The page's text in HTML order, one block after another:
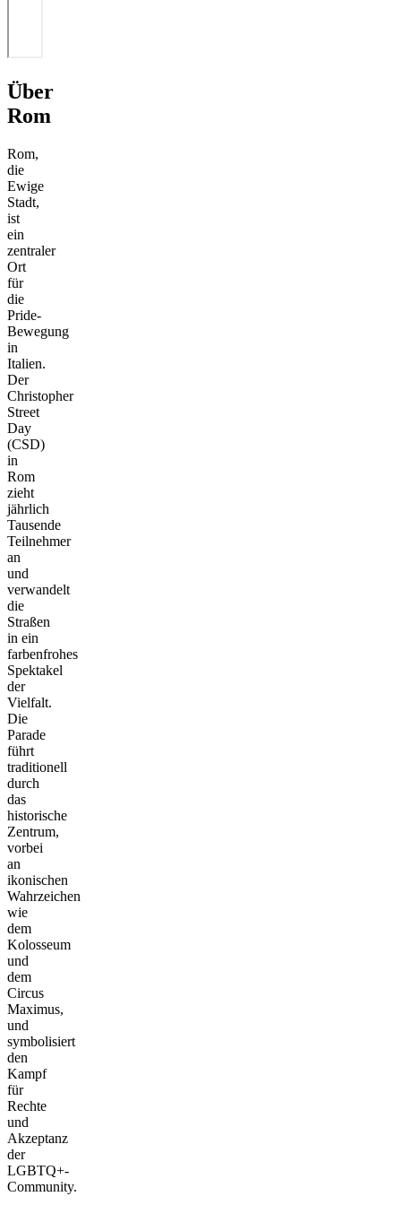
Über
Rom
Rom,
die
Ewige
Stadt,
ist
ein
zentraler
Ort
für
die
Pride-
Bewegung
in
Italien.
Der
Christopher
Street
Day
(CSD)
in
Rom
zieht
jährlich
Tausende
Teilnehmer
an
und
verwandelt
die
Straßen
in ein
farbenfrohes
Spektakel
der
Vielfalt.
Die
Parade
führt
traditionell
durch
das
historische
Zentrum,
vorbei
an
ikonischen
Wahrzeichen
wie
dem
Kolosseum
und
dem
Circus
Maximus,
und
symbolisiert
den
Kampf
für
Rechte
und
Akzeptanz
der
LGBTQ+-
Community.